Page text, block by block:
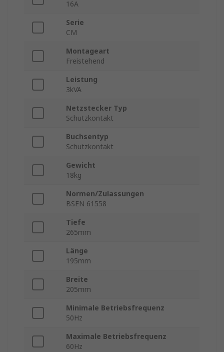
16A
Serie
CM
Montageart
Freistehend
Leistung
3kVA
Netzstecker Typ
Schutzkontakt
Buchsentyp
Schutzkontakt
Gewicht
18kg
Normen/Zulassungen
BSEN 61558
Tiefe
265mm
Länge
195mm
Breite
205mm
Minimale Betriebsfrequenz
50Hz
Maximale Betriebsfrequenz
60Hz